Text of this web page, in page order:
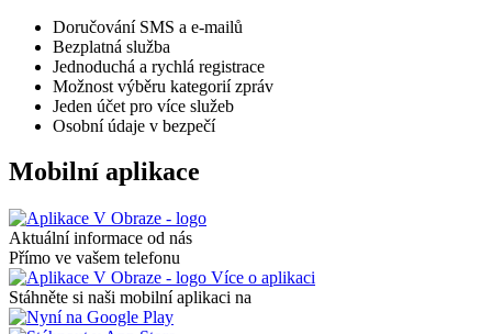
Doručování SMS a e-mailů
Bezplatná služba
Jednoduchá a rychlá registrace
Možnost výběru kategorií zpráv
Jeden účet pro více služeb
Osobní údaje v bezpečí
Mobilní aplikace
Aktuální informace od nás
Přímo ve vašem telefonu
Více o aplikaci
Stáhněte si naši mobilní aplikaci na